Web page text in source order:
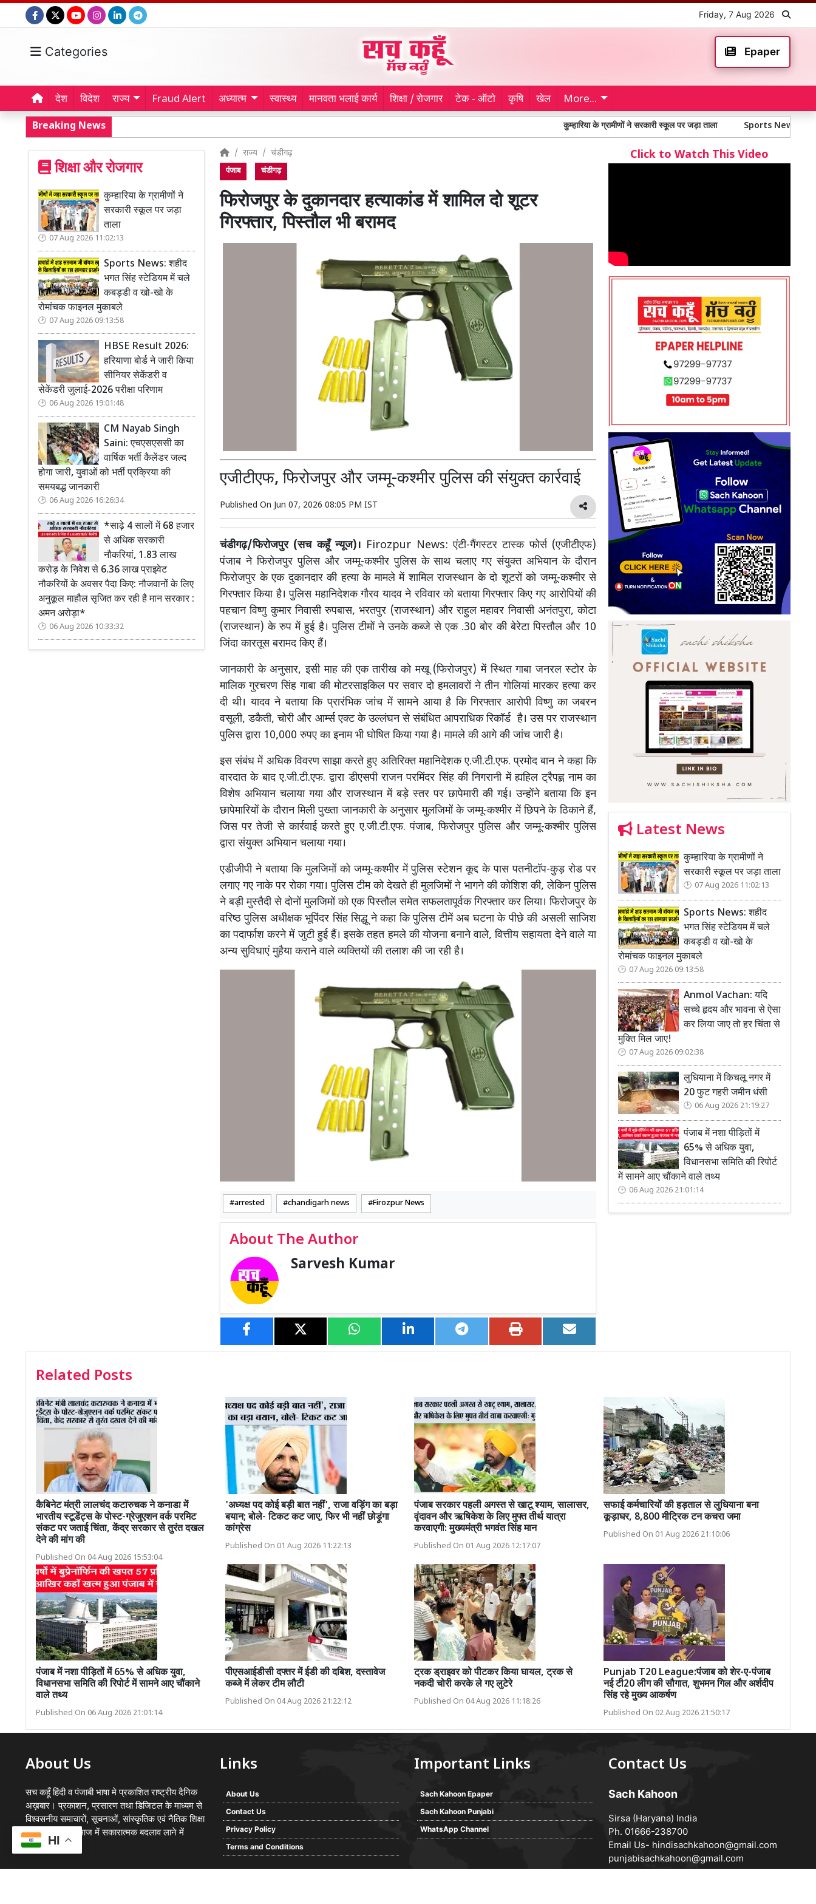
Friday, 7 Aug 2026
Categories Epaper
देश विदेश राज्य Fraud Alert अध्यात्म स्वास्थ्य मानवता भलाई कार्य शिक्षा / रोजगार टेक - ऑटो कृषि खेल More...
Breaking News कुम्हारिया के ग्रामीणों ने सरकारी स्कूल पर जड़ा ताला Sports News: शहीद भगत सिंह
शिक्षा और रोजगार
कुम्हारिया के ग्रामीणों ने
सरकारी स्कूल पर जड़ा
ताला
07 Aug 2026 11:02:13
Sports News: शहीद
भगत सिंह स्टेडियम में चले
कबड्डी व खो-खो के
रोमांचक फाइनल मुकाबले
07 Aug 2026 09:13:58
HBSE Result 2026:
हरियाणा बोर्ड ने जारी किया
सीनियर सेकेंडरी व
सेकेंडरी जुलाई-2026 परीक्षा परिणाम
06 Aug 2026 19:01:48
CM Nayab Singh
Saini: एचएसएससी का
वार्षिक भर्ती कैलेंडर जल्द
होगा जारी, युवाओं को भर्ती प्रक्रिया की
समयबद्ध जानकारी
06 Aug 2026 16:26:34
*साढ़े 4 सालों में 68 हजार
से अधिक सरकारी
नौकरियां, 1.83 लाख
करोड़ के निवेश से 6.36 लाख प्राइवेट
नौकरियों के अवसर पैदा किए: नौजवानों के लिए
अनुकूल माहौल सृजित कर रही है मान सरकार :
अमन अरोड़ा*
06 Aug 2026 10:33:32
राज्य चंडीगढ़
पंजाब चंडीगढ़
फिरोजपुर के दुकानदार हत्याकांड में शामिल दो शूटर
गिरफ्तार, पिस्तौल भी बरामद
एजीटीएफ, फिरोजपुर और जम्मू-कश्मीर पुलिस की संयुक्त कार्रवाई
Published On Jun 07, 2026 08:05 PM IST
चंडीगढ़/फिरोजपुर (सच कहूँ न्यूज)। Firozpur News: एंटी-गैंगस्टर टास्क फोर्स (एजीटीएफ)
पंजाब ने फिरोजपुर पुलिस और जम्मू-कश्मीर पुलिस के साथ चलाए गए संयुक्त अभियान के दौरान
फिरोजपुर के एक दुकानदार की हत्या के मामले में शामिल राजस्थान के दो शूटरों को जम्मू-कश्मीर से
गिरफ्तार किया है। पुलिस महानिदेशक गौरव यादव ने रविवार को बताया गिरफ्तार किए गए आरोपियों की
पहचान विष्णु कुमार निवासी रुपबास, भरतपुर (राजस्थान) और राहुल महावर निवासी अनंतपुरा, कोटा
(राजस्थान) के रुप में हुई है। पुलिस टीमों ने उनके कब्जे से एक .30 बोर की बेरेटा पिस्तौल और 10
जिंदा कारतूस बरामद किए हैं।
जानकारी के अनुसार, इसी माह की एक तारीख को मखू (फिरोजपुर) में स्थित गाबा जनरल स्टोर के
मालिक गुरचरण सिंह गाबा की मोटरसाइकिल पर सवार दो हमलावरों ने तीन गोलियां मारकर हत्या कर
दी थी। यादव ने बताया कि प्रारंभिक जांच में सामने आया है कि गिरफ्तार आरोपी विष्णु का जबरन
वसूली, डकैती, चोरी और आर्म्स एक्ट के उल्लंघन से संबंधित आपराधिक रिकॉर्ड है। उस पर राजस्थान
पुलिस द्वारा 10,000 रुपए का इनाम भी घोषित किया गया है। मामले की आगे की जांच जारी है।
इस संबंध में अधिक विवरण साझा करते हुए अतिरिक्त महानिदेशक ए.जी.टी.एफ. प्रमोद बान ने कहा कि
वारदात के बाद ए.जी.टी.एफ. द्वारा डीएसपी राजन परमिंदर सिंह की निगरानी में ह्यहिल ट्रैपह्ण नाम का
विशेष अभियान चलाया गया और राजस्थान में बड़े स्तर पर छापेमारी की गई। उन्होंने बताया कि इन
छापेमारियों के दौरान मिली पुख्ता जानकारी के अनुसार मुलजिमों के जम्मू-कश्मीर में छिपने के ठिकाने हैं,
जिस पर तेजी से कार्रवाई करते हुए ए.जी.टी.एफ. पंजाब, फिरोजपुर पुलिस और जम्मू-कश्मीर पुलिस
द्वारा संयुक्त अभियान चलाया गया।
एडीजीपी ने बताया कि मुलजिमों को जम्मू-कश्मीर में पुलिस स्टेशन कूद्द के पास पतनीटॉप-कुड़ रोड पर
लगाए गए नाके पर रोका गया। पुलिस टीम को देखते ही मुलजिमों ने भागने की कोशिश की, लेकिन पुलिस
ने बड़ी मुस्तैदी से दोनों मुलजिमों को एक पिस्तौल समेत सफलतापूर्वक गिरफ्तार कर लिया। फिरोजपुर के
वरिष्ठ पुलिस अधीक्षक भूपिंदर सिंह सिद्धू ने कहा कि पुलिस टीमें अब घटना के पीछे की असली साजिश
का पदार्फाश करने में जुटी हुई हैं। इसके तहत हमले की योजना बनाने वाले, वित्तीय सहायता देने वाले या
अन्य सुविधाएं मुहैया कराने वाले व्यक्तियों की तलाश की जा रही है।
arrested chandigarh news Firozpur News
About The Author
Sarvesh Kumar
Click to Watch This Video
Latest News
कुम्हारिया के ग्रामीणों ने
सरकारी स्कूल पर जड़ा ताला
07 Aug 2026 11:02:13
Sports News: शहीद
भगत सिंह स्टेडियम में चले
कबड्डी व खो-खो के
रोमांचक फाइनल मुकाबले
07 Aug 2026 09:13:58
Anmol Vachan: यदि
सच्चे हृदय और भावना से ऐसा
कर लिया जाए तो हर चिंता से
मुक्ति मिल जाए!
07 Aug 2026 09:02:38
लुधियाना में किचलू नगर में
20 फुट गहरी जमीन धंसी
06 Aug 2026 21:19:27
पंजाब में नशा पीड़ितों में
65% से अधिक युवा,
विधानसभा समिति की रिपोर्ट
में सामने आए चौंकाने वाले तथ्य
06 Aug 2026 21:01:14
Related Posts
कैबिनेट मंत्री लालचंद कटारुचक ने कनाडा में
भारतीय स्टूडेंट्स के पोस्ट-ग्रेजुएशन वर्क परमिट
संकट पर जताई चिंता, केंद्र सरकार से तुरंत दखल
देने की मांग की
Published On 04 Aug 2026 15:53:04
'अध्यक्ष पद कोई बड़ी बात नहीं', राजा वड़िंग का बड़ा
बयान; बोले- टिकट कट जाए, फिर भी नहीं छोड़ूंगा
कांग्रेस
Published On 01 Aug 2026 11:22:13
पंजाब सरकार पहली अगस्त से खाटू श्याम, सालासर,
वृंदावन और ऋषिकेश के लिए मुफ्त तीर्थ यात्रा
करवाएगी: मुख्यमंत्री भगवंत सिंह मान
Published On 01 Aug 2026 12:17:07
सफाई कर्मचारियों की हड़ताल से लुधियाना बना
कूड़ाघर, 8,800 मीट्रिक टन कचरा जमा
Published On 01 Aug 2026 21:10:06
पंजाब में नशा पीड़ितों में 65% से अधिक युवा,
विधानसभा समिति की रिपोर्ट में सामने आए चौंकाने
वाले तथ्य
Published On 06 Aug 2026 21:01:14
पीएसआईडीसी दफ्तर में ईडी की दबिश, दस्तावेज
कब्जे में लेकर टीम लौटी
Published On 04 Aug 2026 21:22:12
ट्रक ड्राइवर को पीटकर किया घायल, ट्रक से
नकदी चोरी करके ले गए लुटेरे
Published On 04 Aug 2026 11:18:26
Punjab T20 League:पंजाब को शेर-ए-पंजाब
नई टी20 लीग की सौगात, शुभमन गिल और अर्शदीप
सिंह रहे मुख्य आकर्षण
Published On 02 Aug 2026 21:50:17
About Us
सच कहूँ हिंदी व पंजाबी भाषा मे प्रकाशित राष्ट्रीय दैनिक
अख़बार। प्रकाशन, प्रसारण तथा डिजिटल के माध्यम से
विश्वसनीय समाचारों, सूचनाओं, सांस्कृतिक एवं नैतिक शिक्षा
का प्रसार कर समाज में सकारात्मक बदलाव लाने में
प्रयासरत
Links
About Us
Contact Us
Privacy Policy
Terms and Conditions
Important Links
Sach Kahoon Epaper
Sach Kahoon Punjabi
WhatsApp Channel
Contact Us
Sach Kahoon
Sirsa (Haryana) India
Ph. 01666-238700
Email Us- hindisachkahoon@gmail.com
punjabisachkahoon@gmail.com
HI